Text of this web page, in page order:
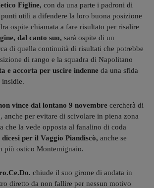
Figline, con da una parte i padroni di
utili a difendere la loro buona posizione
ospite chiamata a fare risultato per risalire
dal canto suo, sarà ospite di un
di quella continuità di risultati che potrebbe
di rango e la squadra di Napolitano
e accorta per uscire indenne da una sfida
insidie.
vince dal lontano 9 novembre cercherà di
anche per evitare di scivolare in piena zona
che la vede opposta al fanalino di coda
dicesi per il Vaggio Piandiscò, anche se
più ostico Montemignaio.
chiude il suo girone di andata in
diretto da non fallire per nessun motivo